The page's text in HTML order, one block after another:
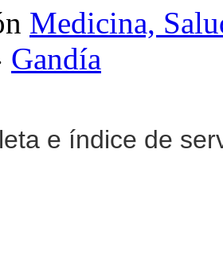
Medicina,
Gandía
e índice de